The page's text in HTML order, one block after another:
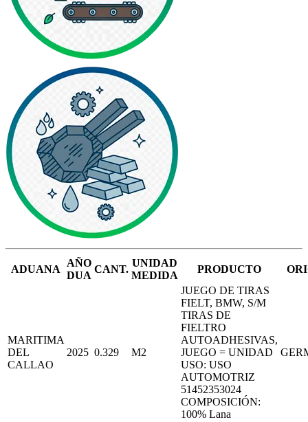
ADUANA
AÑO
DUA
CANT.
UNIDAD
MEDIDA
PRODUCTO
MARITIMA
DEL
CALLAO
2025 0.329 M2
JUEGO DE TIRAS
FIELT, BMW, S/M
TIRAS DE
FIELTRO
AUTOADHESIVAS,
JUEGO = UNIDAD
USO: USO
AUTOMOTRIZ
51452353024
COMPOSICIÓN:
100% Lana